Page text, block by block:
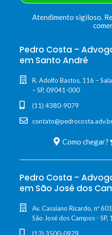
Atendimento sigiloso.
Pedro Costa –
em Santo André
R. Adolfo Bastos, 116 –
– SP, 09041-000
(11) 4380-9079
Como chegar?
Pedro Costa –
em São José dos
Av. Cassiano Ricardo, nº
São José dos Campos -
(12) 3500-0979